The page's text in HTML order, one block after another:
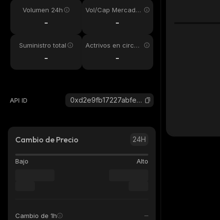
Volumen 24h
-
Vol/Cap Mercado
-
Suministro total
-
Actrivos en circul
-
API ID 0xd2e9fb17227abfe41ec1c4c0a722d9dea0c99999_binance_smart
Cambio de Precio 24H
Bajo Alto
Cambio de 1h